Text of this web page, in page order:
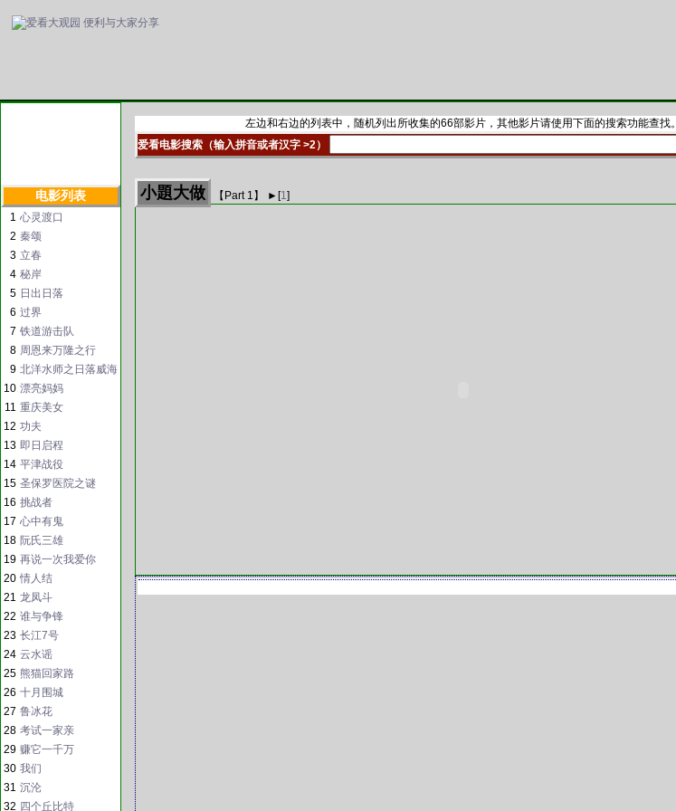
电影列表
1 心灵渡口
2 秦颂
3 立春
4 秘岸
5 日出日落
6 过界
7 铁道游击队
8 周恩来万隆之行
9 北洋水师之日落威海
10 漂亮妈妈
11 重庆美女
12 功夫
13 即日启程
14 平津战役
15 圣保罗医院之谜
16 挑战者
17 心中有鬼
18 阮氏三雄
19 再说一次我爱你
20 情人结
21 龙凤斗
22 谁与争锋
23 长江7号
24 云水谣
25 熊猫回家路
26 十月围城
27 鲁冰花
28 考试一家亲
29 赚它一千万
30 我们
31 沉沦
32 四个丘比特
左边和右边的列表中，随机列出所收集的66部影片，其他影片请使用下面的搜索功能查找。
爱看电影搜索（输入拼音或者汉字 >2）
小題大做 【Part 1 】 ► [1]